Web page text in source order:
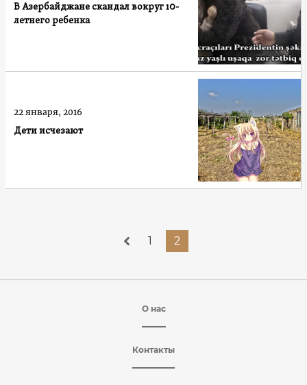
В Азербайджане скандал вокруг 10-
летнего ребенка
Дети исчезают
22 января, 2016
1 2
О нас
Контакты